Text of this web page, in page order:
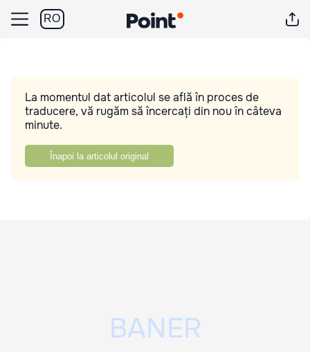
RO
La momentul dat articolul se află în proces de
traducere, vă rugăm să încercați din nou în câteva
minute.
Înapoi la articolul original